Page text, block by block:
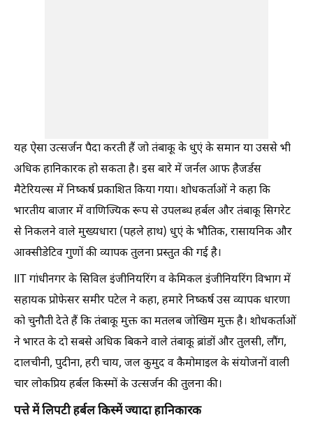
यह ऐसा उत्सर्जन पैदा करती हैं जो तंबाकू के धुएं के समान या उससे भी
अधिक हानिकारक हो सकता है। इस बारे में जर्नल आफ हैजर्डस
मैटेरियल्स में निष्कर्ष प्रकाशित किया गया। शोधकर्ताओं ने कहा कि
भारतीय बाजार में वाणिज्यिक रूप से उपलब्ध हर्बल और तंबाकू सिगरेट
से निकलने वाले मुख्यधारा (पहले हाथ) धुएं के भौतिक, रासायनिक और
आक्सीडेटिव गुणों की व्यापक तुलना प्रस्तुत की गई है।
IIT गांधीनगर के सिविल इंजीनियरिंग व केमिकल इंजीनियरिंग विभाग में
सहायक प्रोफेसर समीर पटेल ने कहा, हमारे निष्कर्ष उस व्यापक धारणा
को चुनौती देते हैं कि तंबाकू मुक्त का मतलब जोखिम मुक्त है। शोधकर्ताओं
ने भारत के दो सबसे अधिक बिकने वाले तंबाकू ब्रांडों और तुलसी, लौंग,
दालचीनी, पुदीना, हरी चाय, जल कुमुद व कैमोमाइल के संयोजनों वाली
चार लोकप्रिय हर्बल किस्मों के उत्सर्जन की तुलना की।
पत्ते में लिपटी हर्बल किस्में ज्यादा हानिकारक